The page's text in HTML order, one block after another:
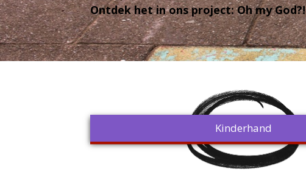
Ontdek het in ons project: Oh my God?!
Kinderhand